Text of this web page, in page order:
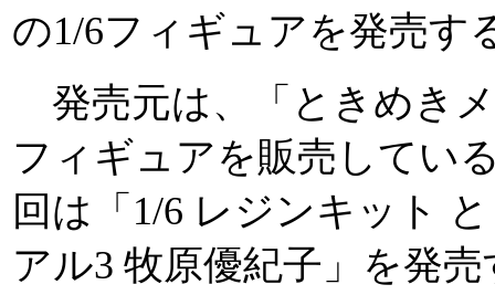
の1/6フィギュアを発売す
発売元は、「ときめき
フィギュアを販売してい
回は「1/6 レジンキット
アル3 牧原優紀子」を発